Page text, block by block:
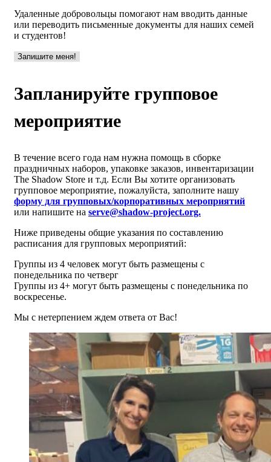
Удаленные добровольцы помогают нам вводить данные
или переводить письменные документы для наших семей
и студентов!
Запишите меня!
Запланируйте групповое
мероприятие
В течение всего года нам нужна помощь в сборке
праздничных наборов, упаковке заказов, инвентаризации
The Shadow Store и т.д. Если Вы хотите организовать
групповое мероприятие, пожалуйста, заполните нашу
форму для групповых/корпоративных мероприятий
или напишите на serve@shadow-project.org.
Ниже приведены общие указания по составлению
расписания для групповых мероприятий:
Группы из 4 человек могут быть размещены с
понедельника по четверг
Группы из 4+ могут быть размещены с понедельника по
воскресенье.
Мы с нетерпением ждем ответа от Вас!